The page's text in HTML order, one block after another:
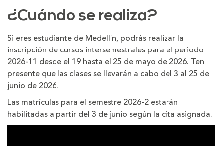
¿Cuándo se realiza?
Si eres estudiante de Medellín, podrás realizar la
inscripción de cursos intersemestrales para el periodo
2026-11 desde el 19 hasta el 25 de mayo de 2026. Ten
presente que las clases se llevarán a cabo del 3 al 25 de
junio de 2026.
Las matrículas para el semestre 2026-2 estarán
habilitadas a partir del 3 de junio según la cita asignada.